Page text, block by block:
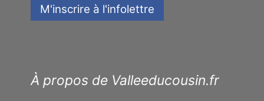
À propos de Valleeducousin.fr